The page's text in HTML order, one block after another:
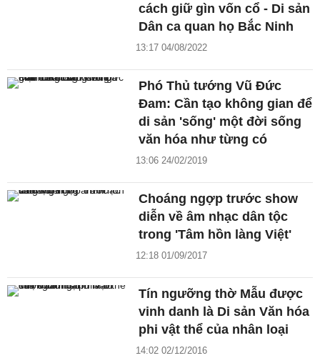
cách giữ gìn vốn cổ - Di sản
Dân ca quan họ Bắc Ninh
13:17 04/08/2022
Phó Thủ tướng Vũ Đức
Đam: Cần tạo không gian để
di sản 'sống' một đời sống
văn hóa như từng có
13:06 24/02/2019
Choáng ngợp trước show
diễn về âm nhạc dân tộc
trong 'Tâm hồn làng Việt'
12:18 01/09/2017
Tín ngưỡng thờ Mẫu được
vinh danh là Di sản Văn hóa
phi vật thể của nhân loại
14:02 02/12/2016